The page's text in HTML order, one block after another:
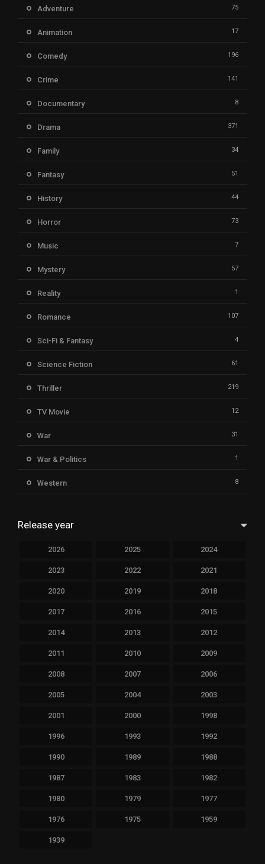
Adventure 75
Animation 17
Comedy 196
Crime 141
Documentary 8
Drama 371
Family 34
Fantasy 51
History 44
Horror 73
Music 7
Mystery 57
Reality 1
Romance 107
Sci-Fi & Fantasy 4
Science Fiction 61
Thriller 219
TV Movie 12
War 31
War & Politics 1
Western 8
Release year
2026 2025 2024
2023 2022 2021
2020 2019 2018
2017 2016 2015
2014 2013 2012
2011 2010 2009
2008 2007 2006
2005 2004 2003
2001 2000 1998
1996 1993 1992
1990 1989 1988
1987 1983 1982
1980 1979 1977
1976 1975 1959
1939